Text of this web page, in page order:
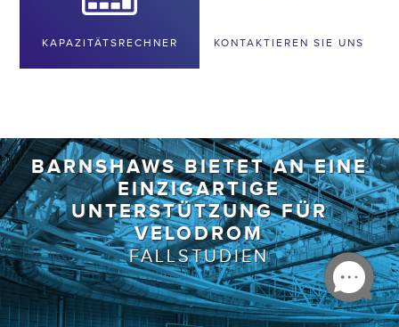
KAPAZITÄTSRECHNER KONTAKTIEREN SIE UNS
BARNSHAWS BIETET AN
GEBOGENE PROFILE FÜR DEN
BAU DES VICTORIA
HAUPTBAHNHOFS IN
MANCHESTER
FALLSTUDIEN